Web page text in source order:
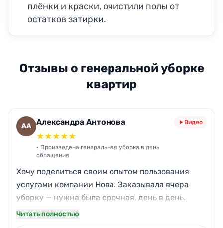
плёнки и краски, очистили полы от
остатков затирки.
Отзывы о генеральной уборке
квартир
АА Александра Антонова
★★★★★
• Произведена генеральная уборка в день
обращения
Видео
Хочу поделиться своим опытом пользования
услугами компании Нова. Заказывала вчера
уборку — нужна была срочная, день в день.
Честно, не было никаких заоблачных ожиданий,
Читать полностью